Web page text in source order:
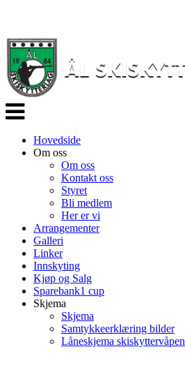
Veksle
navigasjon
Hovedside
Om oss
Om oss
Kontakt oss
Styret
Bli medlem
Her er vi
Arrangementer
Galleri
Linker
Innskyting
Kjøp og Salg
Sparebank1 cup
Skjema
Skjema
Samtykkeerklæring bilder
Låneskjema skiskyttervåpen